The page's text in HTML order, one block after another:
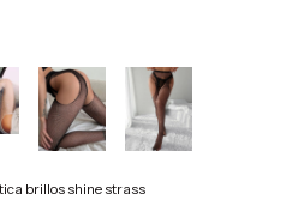
brillos shine strass